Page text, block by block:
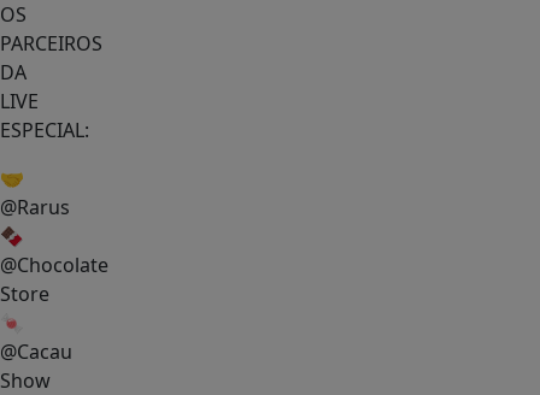
OS
PARCEIROS
DA
LIVE
ESPECIAL:
🤝
@Rarus
🍫
@Chocolate
Store
🍬
@Cacau
Show